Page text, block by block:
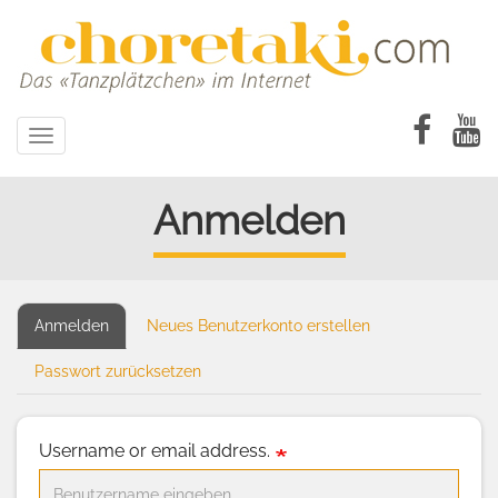
Toggle
navigation
Anmelden
Primary
tabs
Anmelden (aktiver
Reiter)
Neues Benutzerkonto erstellen
Passwort zurücksetzen
Username or email address.